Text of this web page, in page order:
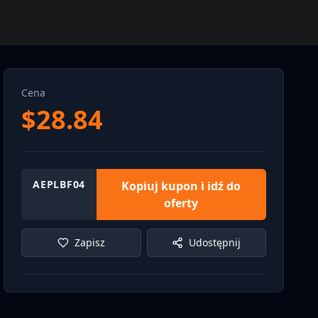
Cena
$28.84
AEPLBF04
Kopiuj kupon i idź do
oferty
Zapisz Udostępnij